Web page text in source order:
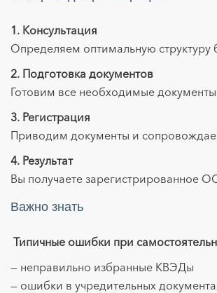
1. Консультация
Определяем оптимальную структуру
2. Подготовка документов
Готовим все необходимые
3. Регистрация
Приводим документы и
4. Результат
Вы получаете зарегистрированное
Важно знать
Типичные ошибки при
— неправильно избранные КВЭДы
— ошибки в учредительных